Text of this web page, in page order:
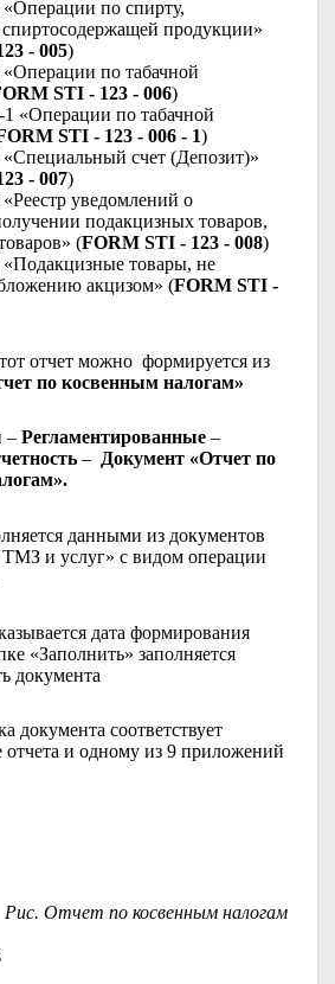
по спирту,
продукции»
- 005)
по табачной
STI - 123 - 006)
«Операции по табачной
STI - 123 - 006 - 1)
счет (Депозит)»
- 007)
уведомлений о
подакцизных товаров,
(FORM STI - 123 - 008)
товары, не
акцизом» (FORM STI -
отчет можно формируется из
по косвенным налогам»
– Регламентированные –
– Документ «Отчет по
данными из документов
и услуг» с видом операции
дата формирования
«Заполнить» заполняется
документа
документа соответствует
отчета и одному из 9 приложений
Рис. Отчет по косвенным налогам